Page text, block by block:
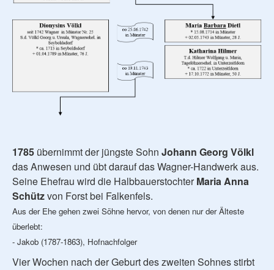
1785 übernimmt der jüngste Sohn Johann Georg Völkl
das Anwesen und übt darauf das Wagner-Handwerk aus.
Seine Ehefrau wird die HalbbauerstochterMaria Anna
Schützvon Forst bei Falkenfels.
Aus der Ehe gehen zwei Söhne hervor, von denen nur der Älteste
überlebt:
- Jakob (1787-1863), Hofnachfolger
Vier Wochen nach der Geburt des zweiten Sohnes stirbt